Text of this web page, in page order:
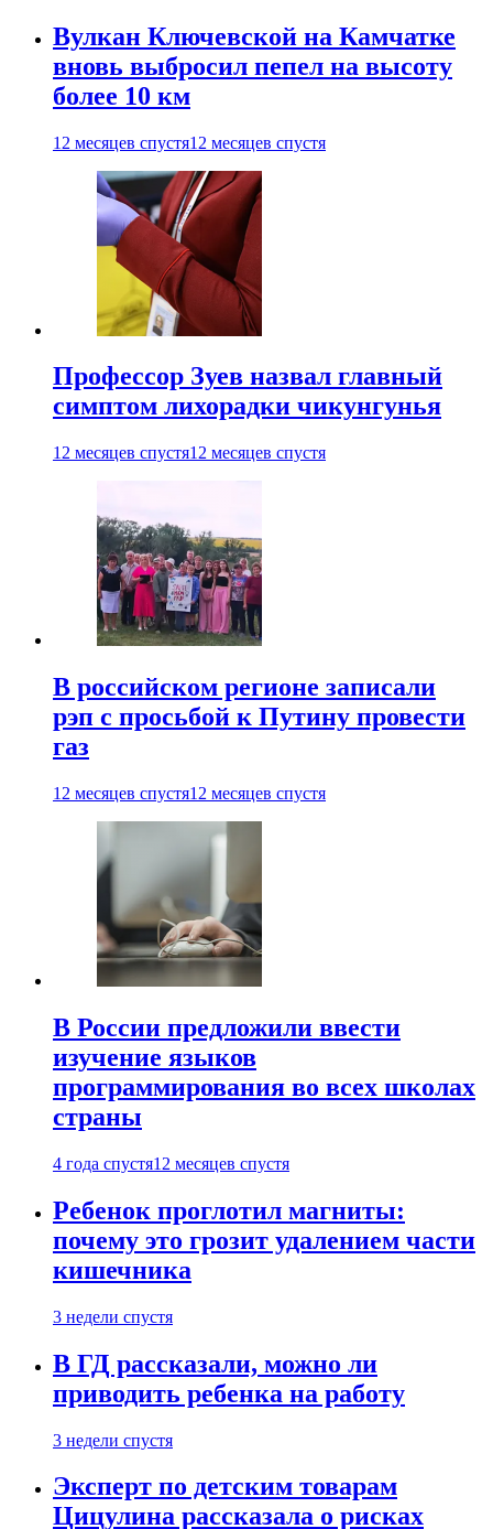
Вулкан Ключевской на Камчатке
вновь выбросил пепел на высоту
более 10 км
12 месяцев спустя12 месяцев спустя
Профессор Зуев назвал главный
симптом лихорадки чикунгунья
12 месяцев спустя12 месяцев спустя
В российском регионе записали
рэп с просьбой к Путину провести
газ
12 месяцев спустя12 месяцев спустя
В России предложили ввести
изучение языков
программирования во всех школах
страны
4 года спустя12 месяцев спустя
Ребенок проглотил магниты:
почему это грозит удалением части
кишечника
3 недели спустя
В ГД рассказали, можно ли
приводить ребенка на работу
3 недели спустя
Эксперт по детским товарам
Цицулина рассказала о рисках